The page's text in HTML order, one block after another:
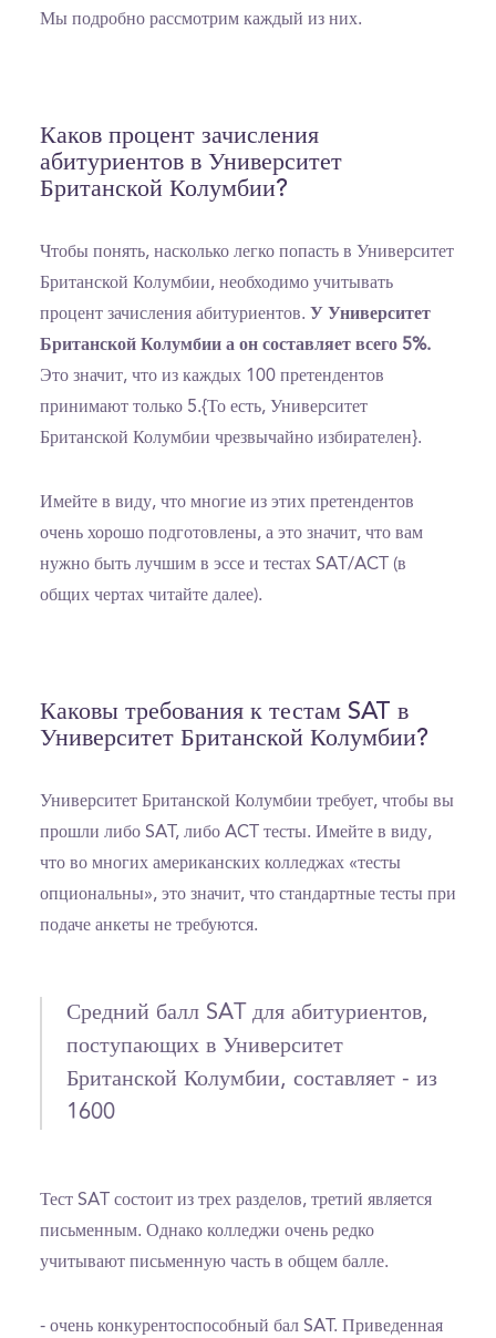
Мы подробно рассмотрим каждый из них.
Каков процент зачисления
абитуриентов в Университет
Британской Колумбии?
Чтобы понять, насколько легко попасть в Университет
Британской Колумбии, необходимо учитывать
процент зачисления абитуриентов. У Университет
Британской Колумбии а он составляет всего 5%.
Это значит, что из каждых 100 претендентов
принимают только 5.{То есть, Университет
Британской Колумбии чрезвычайно избирателен}.
Имейте в виду, что многие из этих претендентов
очень хорошо подготовлены, а это значит, что вам
нужно быть лучшим в эссе и тестах SAT/ACT (в
общих чертах читайте далее).
Каковы требования к тестам SAT в
Университет Британской Колумбии?
Университет Британской Колумбии требует, чтобы вы
прошли либо SAT, либо ACT тесты. Имейте в виду,
что во многих американских колледжах «тесты
опциональны», это значит, что стандартные тесты при
подаче анкеты не требуются.
Средний балл SAT для абитуриентов,
поступающих в Университет
Британской Колумбии, составляет - из
1600
Тест SAT состоит из трех разделов, третий является
письменным. Однако колледжи очень редко
учитывают письменную часть в общем балле.
- очень конкурентоспособный бал SAT. Приведенная